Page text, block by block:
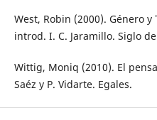
West, Robin (2000). Género
introd. I. C. Jaramillo. Siglo
Wittig, Moniq (2010). El
Saéz y P. Vidarte. Egales.